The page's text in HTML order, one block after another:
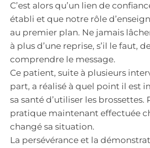
C’est alors qu’un lien de
établi et que notre rôle
au premier plan. Ne jamais
à plus d’une reprise, s’il le faut,
comprendre le message.
Ce patient, suite à plusieurs
part, a réalisé à quel point il est
sa santé d’utiliser les brossettes.
pratique maintenant effectuée
changé sa situation.
La persévérance et la